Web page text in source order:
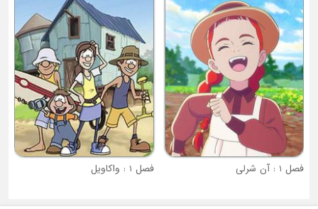
فصل 1 : واکاویل